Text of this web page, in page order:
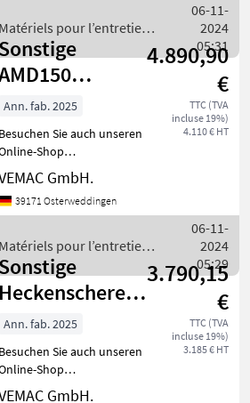
Aufnahme für Frontlader
(optional auch mit He
Matériels pour l’entretien
des arbres / Sonstige
06-11-
2024
05:31
Sonstige
Heckenschere
Böschungsmulcher
Sch
4.890,90
€
TTC (TVA
incluse 19%)
4.110 € HT
Ann. fab. 2025
Besuchen Sie auch unseren
Shop
com
Heckenschere -
Geo
Arbeitsbreite (optional
auch mit Heckenschere
u
GmbH.
39171 Osterweddingen
Matériels pour l’entretien
des arbres / Sonstige
06-11-
2024
05:29
Sonstige
Heckenschere
Boxer HSC160
160cm Astschere
3.790,15
€
TTC (TVA
incluse 19%)
3.185 € HT
Ann. fab. 2025
Besuchen Sie auch unseren
Shop
com
GmbH.